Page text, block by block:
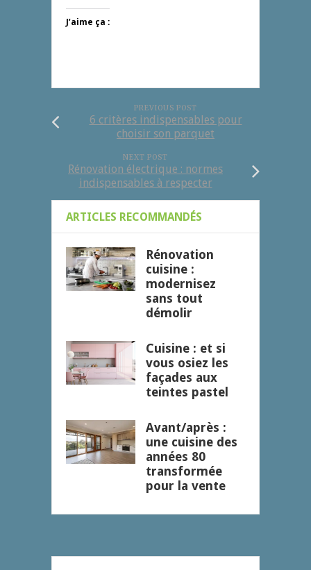
J’aime ça :
PREVIOUS POST
6 critères indispensables pour
choisir son parquet
NEXT POST
Rénovation électrique : normes
indispensables à respecter
ARTICLES RECOMMANDÉS
Rénovation
cuisine :
modernisez
sans tout
démolir
Cuisine : et si
vous osiez les
façades aux
teintes pastel
Avant/après :
une cuisine des
années 80
transformée
pour la vente